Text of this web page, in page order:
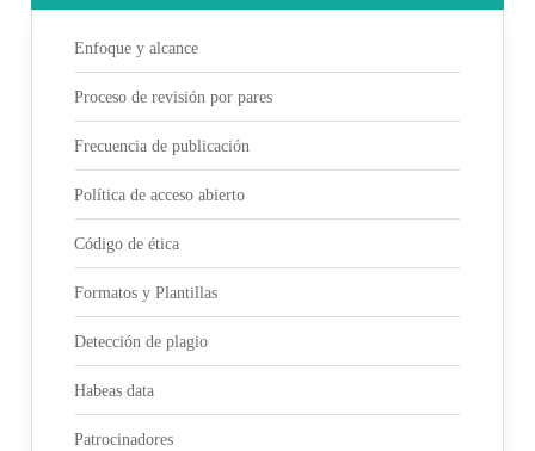
Enfoque y alcance
Proceso de revisión por pares
Frecuencia de publicación
Política de acceso abierto
Código de ética
Formatos y Plantillas
Detección de plagio
Habeas data
Patrocinadores